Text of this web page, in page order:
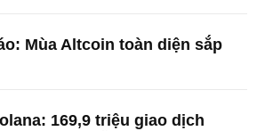
Mùa Altcoin toàn diện sắp
169,9 triệu giao dịch